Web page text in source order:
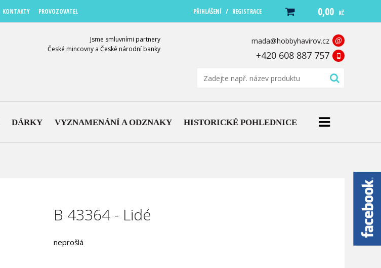
KONTAKTY PROVOZOVATEL PŘIHLÁŠENÍ / REGISTRACE 0,00 KČ
Jsme smluvními partnery
České mincovny a České národní banky
mada@hobbyhavirov.cz @
+420 608 887 757
DÁRKY VYZNAMENÁNÍ A ODZNAKY HISTORICKÉ POHLEDNICE
B 43364 - Lidé
neprošlá